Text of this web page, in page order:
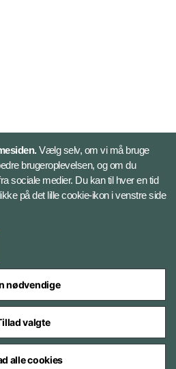
under Forsvarsministeriet
Vælg selv, om vi må bruge
brugeroplevelsen, og om du
sociale medier. Du kan til hver en tid
på det lille cookie-ikon i venstre side
nødvendige
valgte
alle cookies